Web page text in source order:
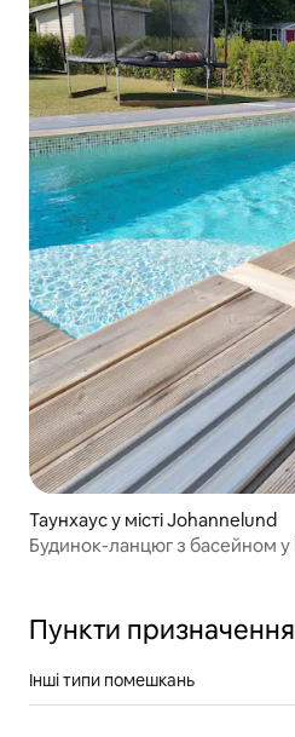
Таунхаус у місті Johannelund
Будинок-ланцюг з басейном у
Пункти призначення
Інші типи помешкань